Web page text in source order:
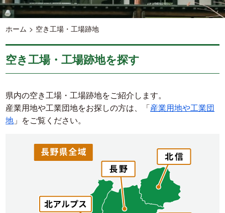
ホーム 空き工場・工場跡地
空き工場・工場跡地を探す
県内の空き工場・工場跡地をご紹介します。
産業用地や工業団地をお探しの方は、「産業用地や工業団
地 」をご覧ください。